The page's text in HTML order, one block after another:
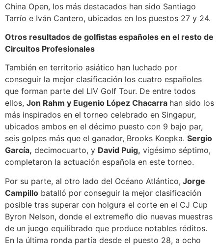
China Open, los más destacados han sido Santiago
Tarrío e Iván Cantero, ubicados en los puestos 27 y 24.
Otros resultados de golfistas españoles en el resto de
Circuitos Profesionales
También en territorio asiático han luchado por
conseguir la mejor clasificación los cuatro españoles
que forman parte del LIV Golf Tour. De entre todos
ellos, Jon Rahm y Eugenio López Chacarra han sido los
más inspirados en el torneo celebrado en Singapur,
ubicados ambos en el décimo puesto con 9 bajo par,
seis golpes más que el ganador, Brooks Koepka. Sergio
García, decimocuarto, y David Puig, vigésimo séptimo,
completaron la actuación española en este torneo.
Por su parte, al otro lado del Océano Atlántico, Jorge
Campillo batalló por conseguir la mejor clasificación
posible tras superar con holgura el corte en el CJ Cup
Byron Nelson, donde el extremeño dio nuevas muestras
de un juego equilibrado que produce notables réditos.
En la última ronda partía desde el puesto 28, a ocho